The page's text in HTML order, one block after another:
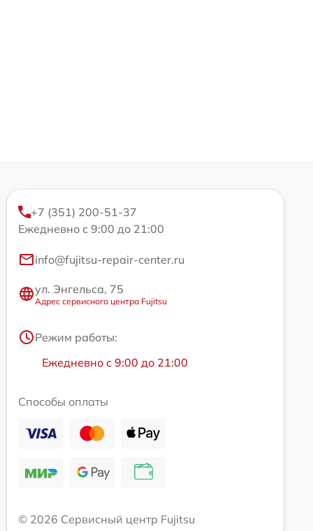
+7 (351) 200-51-37
Ежедневно с 9:00 до 21:00
info@fujitsu-repair-center.ru
ул. Энгельса, 75
Адрес сервисного центра Fujitsu
Режим работы:
Ежедневно с 9:00 до 21:00
Способы оплаты
© 2026 Сервисный центр Fujitsu